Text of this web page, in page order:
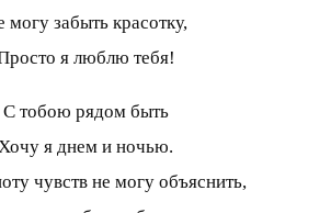
могу забыть красотку,
я люблю тебя!
С тобою рядом быть
я днем и ночью.
чувств не могу объяснить,